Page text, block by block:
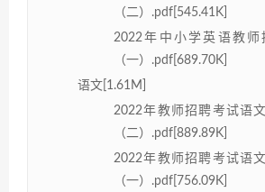
（二）.pdf[545.41K]
2022年中小学英语教
（一）.pdf[689.70K]
语文[1.61M]
2022年教师招聘考试语
（二）.pdf[889.89K]
2022年教师招聘考试语
（一）.pdf[756.09K]